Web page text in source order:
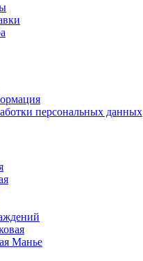
персональных данных
Манье